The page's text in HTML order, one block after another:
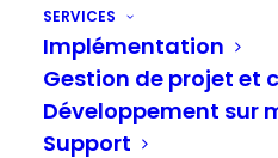
SERVICES
Implémentation
Gestion de projet et
Développement sur
Support
À l’ère du centrage sur
commerce omnicanal, le
gestion des stocks dans
doivent collaborer plus